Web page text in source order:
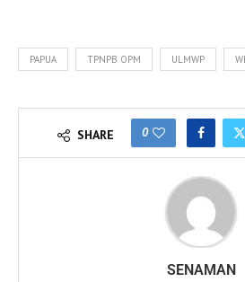
PAPUA TPNPB OPM ULMWP
SHARE 0
SENAMAN